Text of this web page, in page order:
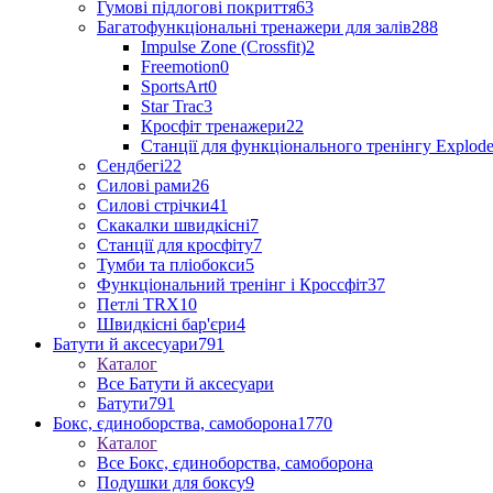
Гумові підлогові покриття63
Багатофункціональні тренажери для залів288
Impulse Zone (Crossfit)2
Freemotion0
SportsArt0
Star Trac3
Кросфіт тренажери22
Станції для функціонального тренінгу Explode
Сендбегі22
Силові рами26
Силові стрічки41
Скакалки швидкісні7
Станції для кросфіту7
Тумби та пліобокси5
Функціональний тренінг і Кроссфіт37
Петлі TRX10
Швидкісні бар'єри4
Батути й аксесуари791
Каталог
Все Батути й аксесуари
Батути791
Бокс, єдиноборства, самоборона1770
Каталог
Все Бокс, єдиноборства, самоборона
Подушки для боксу9